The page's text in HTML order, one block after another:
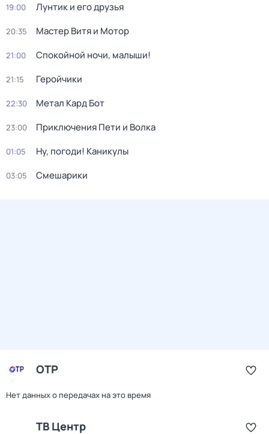
19:00 Лунтик и его друзья
20:35 Мастер Витя и Мотор
21:00 Спокойной ночи, малыши!
21:15 Геройчики
22:30 Метал Кард Бот
23:00 Приключения Пети и Волка
01:05 Ну, погоди! Каникулы
03:05 Смешарики
ОТР
Нет данных о передачах на это время
ТВ Центр